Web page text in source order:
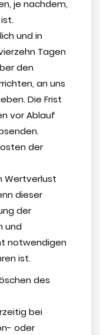
je nachdem,
und in
Tagen
den
an uns
Die Frist
vor Ablauf
der
Wertverlust
dieser
der
und
notwendigen
ist.
des
bei
oder